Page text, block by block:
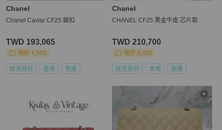
Chanel
Chanel Caviar CF25 銀扣
TWD 193,065
現折 4,500
狀況良好 香港 免運
Chanel
CHANEL CF25 黑金牛皮 芯片款
TWD 210,700
現折 8,000
狀況良好 本地 免運